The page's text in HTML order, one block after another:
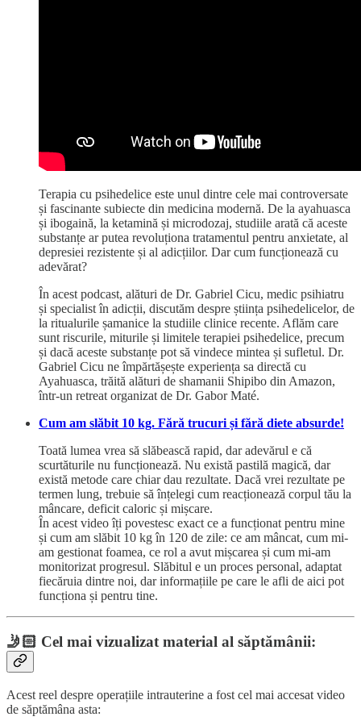
Terapia cu psihedelice este unul dintre cele mai controversate
și fascinante subiecte din medicina modernă. De la ayahuasca
și ibogaină, la ketamină și microdozaj, studiile arată că aceste
substanțe ar putea revoluționa tratamentul pentru anxietate, al
depresiei rezistente și al adicțiilor. Dar cum funcționează cu
adevărat?
În acest podcast, alături de Dr. Gabriel Cicu, medic psihiatru
și specialist în adicții, discutăm despre știința psihedelicelor, de
la ritualurile șamanice la studiile clinice recente. Aflăm care
sunt riscurile, miturile și limitele terapiei psihedelice, precum
și dacă aceste substanțe pot să vindece mintea și sufletul. Dr.
Gabriel Cicu ne împărtășește experiența sa directă cu
Ayahuasca, trăită alături de shamanii Shipibo din Amazon,
într-un retreat organizat de Dr. Gabor Maté.
Cum am slăbit 10 kg. Fără trucuri și fără diete absurde!
Toată lumea vrea să slăbească rapid, dar adevărul e că
scurtăturile nu funcționează. Nu există pastilă magică, dar
există metode care chiar dau rezultate. Dacă vrei rezultate pe
termen lung, trebuie să înțelegi cum reacționează corpul tău la
mâncare, deficit caloric și mișcare.
În acest video îți povestesc exact ce a funcționat pentru mine
și cum am slăbit 10 kg în 120 de zile: ce am mâncat, cum mi-
am gestionat foamea, ce rol a avut mișcarea și cum mi-am
monitorizat progresul. Slăbitul e un proces personal, adaptat
fiecăruia dintre noi, dar informațiile pe care le afli de aici pot
funcționa și pentru tine.
🤳🏻 Cel mai vizualizat material al săptămânii:
Acest reel despre operațiile intrauterine a fost cel mai accesat video
de săptămâna asta: